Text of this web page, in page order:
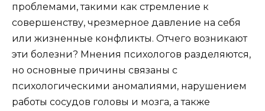
проблемами, такими как стремление к
совершенству, чрезмерное давление на себя
или жизненные конфликты. Отчего возникают
эти болезни? Мнения психологов разделяются,
но основные причины связаны с
психологическими аномалиями, нарушением
работы сосудов головы и мозга, а также